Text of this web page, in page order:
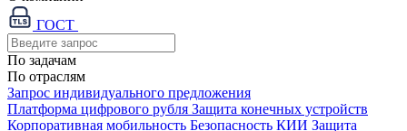
ГОСТ
По задачам
По отраслям
Запрос индивидуального предложения
Платформа цифрового рубля Защита конечных устройств
Корпоративная мобильность Безопасность КИИ Защита